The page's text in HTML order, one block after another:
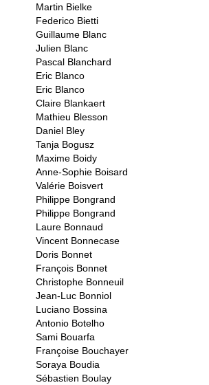
Martin Bielke
Federico Bietti
Guillaume Blanc
Julien Blanc
Pascal Blanchard
Eric Blanco
Eric Blanco
Claire Blankaert
Mathieu Blesson
Daniel Bley
Tanja Bogusz
Maxime Boidy
Anne-Sophie Boisard
Valérie Boisvert
Philippe Bongrand
Philippe Bongrand
Laure Bonnaud
Vincent Bonnecase
Doris Bonnet
François Bonnet
Christophe Bonneuil
Jean-Luc Bonniol
Luciano Bossina
Antonio Botelho
Sami Bouarfa
Françoise Bouchayer
Soraya Boudia
Sébastien Boulay